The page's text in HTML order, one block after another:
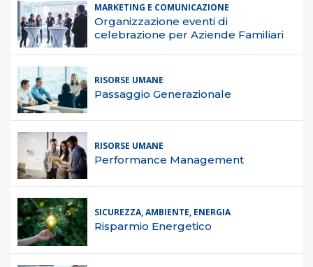
MARKETING E COMUNICAZIONE
Organizzazione eventi di
celebrazione per Aziende Familiari
RISORSE UMANE
Passaggio Generazionale
RISORSE UMANE
Performance Management
SICUREZZA, AMBIENTE, ENERGIA
Risparmio Energetico